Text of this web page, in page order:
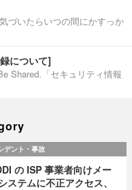
づいたらいつの間にかすっか
について]
Shared.「セキュリティ情報
デント・事故
の ISP 事業者向けメー
ステムに不正アクセス、